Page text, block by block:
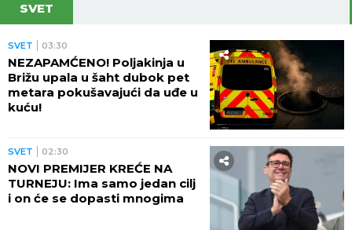
SVET
SVET 03:30
NEZAPAMĆENO! Poljakinja u
Brižu upala u šaht dubok pet
metara pokušavajući da uđe u
kuću!
SVET 02:30
NOVI PREMIJER KREĆE NA
TURNEJU: Ima samo jedan cilj
i on će se dopasti mnogima